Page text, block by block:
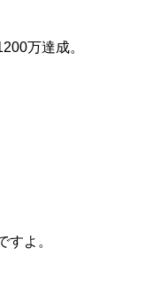
万達成。
すよ。